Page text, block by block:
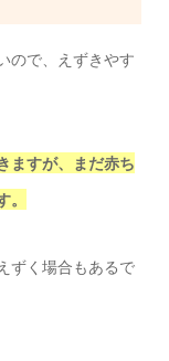
ので、えずきやす
ますが、まだ赤ち
ずく場合もあるで